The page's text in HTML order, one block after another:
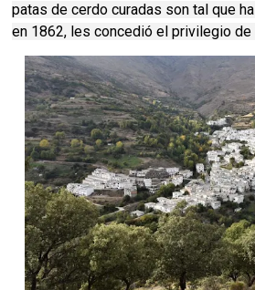
patas de cerdo curadas son tal que
en 1862, les concedió el privilegio